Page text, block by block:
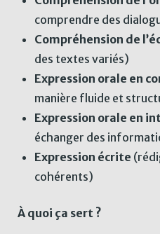
comprendre des
Compréhension de
des textes variés)
Expression orale en
manière fluide et
Expression orale en
échanger des
Expression écrite
cohérents)
À quoi ça sert ?